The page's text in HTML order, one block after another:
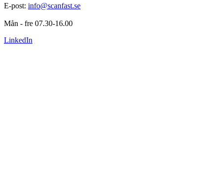
E-post: info@scanfast.se
Mån - fre 07.30-16.00
LinkedIn